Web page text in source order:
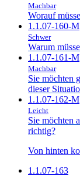
Machbar
Worauf
1.1.07-160-M
Schwer
Warum
1.1.07-161-M
Machbar
Sie möchten
dieser
1.1.07-162-M
Leicht
Sie möchten
richtig?
Von hinten
1.1.07-163